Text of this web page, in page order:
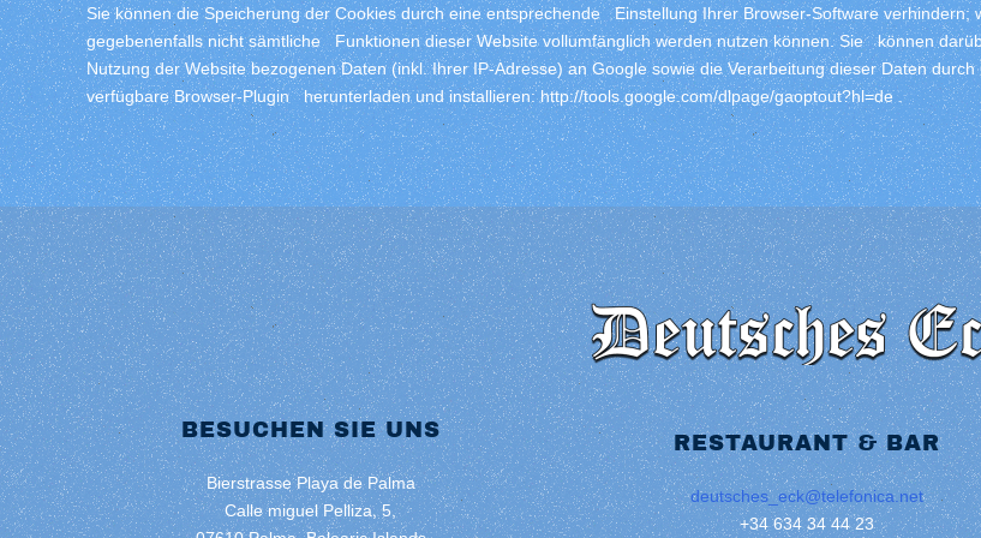
Sie können die Speicherung der Cookies durch eine entsprechende Einstellung Ihrer Browser-Software
gegebenenfalls nicht sämtliche Funktionen dieser Website vollumfänglich werden nutzen können. Sie können
Nutzung der Website bezogenen Daten (inkl. Ihrer IP-Adresse) an Google sowie die Verarbeitung dieser Daten
verfügbare Browser-Plugin herunterladen und installieren:http://tools.google.com/dlpage/gaoptout?hl=de .
BESUCHEN SIE UNS
Bierstrasse Playa de Palma
Calle miguel Pelliza, 5,
RESTAURANT & BAR
deutsches_eck@telefonica.net
+34 634 34 44 23